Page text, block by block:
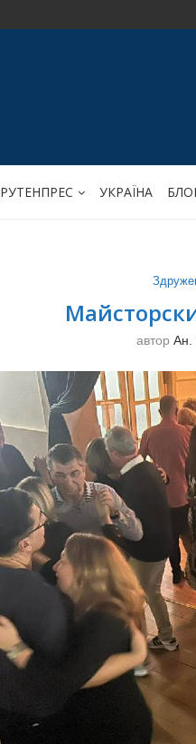
РУТЕНПРЕС УКРАЇНА
автор Ан.